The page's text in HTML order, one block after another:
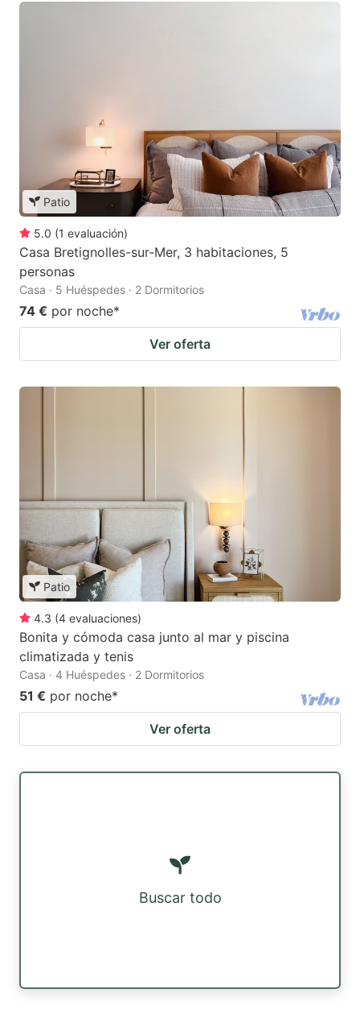
Patio
5.0 (1 evaluación)
Casa Bretignolles-sur-Mer, 3 habitaciones, 5
personas
Casa · 5 Huéspedes · 2 Dormitorios
74 € por noche*
Ver oferta
Patio
4.3 (4 evaluaciones)
Bonita y cómoda casa junto al mar y piscina
climatizada y tenis
Casa · 4 Huéspedes · 2 Dormitorios
51 € por noche*
Ver oferta
Buscar todo